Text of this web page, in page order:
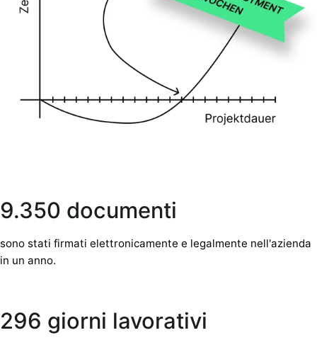
9.350 documenti
sono stati firmati elettronicamente e legalmente nell'azienda
in un anno.
296 giorni lavorativi